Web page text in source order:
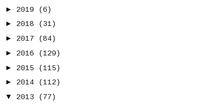
► 2019
(6)
► 2018
(31)
► 2017
(84)
► 2016
(129)
► 2015
(115)
► 2014
(112)
▼
2013
(77)